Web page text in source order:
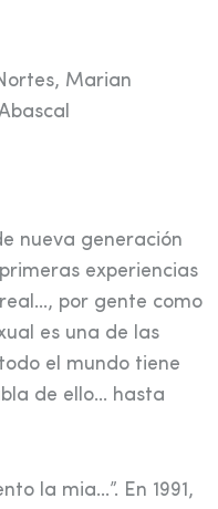
Marian
nueva generación
experiencias
por gente como
es una de las
el mundo tiene
de ello… hasta
la mia…”. En 1991,